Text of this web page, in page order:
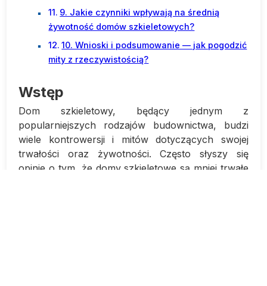
9. Jakie czynniki wpływają na średnią
żywotność domów szkieletowych?
10. Wnioski i podsumowanie — jak pogodzić
mity z rzeczywistością?
Wstęp
Dom szkieletowy, będący jednym z
popularniejszych rodzajów budownictwa, budzi
wiele kontrowersji i mitów dotyczących swojej
trwałości oraz żywotności. Często słyszy się
opinie o tym, że domy szkieletowe są mniej trwałe